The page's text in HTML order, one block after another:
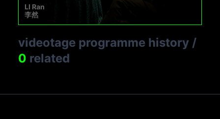
LI Ran
李然
videotage programme history /
0 related